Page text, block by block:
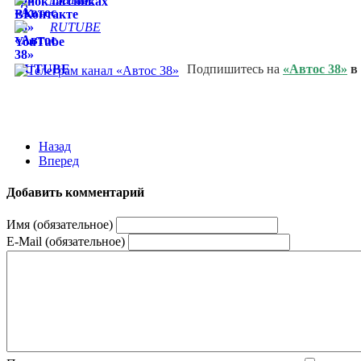
RUTUBE
Подпишитесь на «Автос 38» в
Назад
Вперед
Добавить комментарий
Имя (обязательное)
E-Mail (обязательное)